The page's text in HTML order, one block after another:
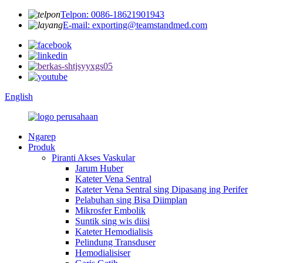
Telpon: 0086-18621901943
E-mail: exporting@teamstandmed.com
English
Ngarep
Produk
Piranti Akses Vaskular
Jarum Huber
Kateter Vena Sentral
Kateter Vena Sentral sing Dipasang ing Perifer
Pelabuhan sing Bisa Diimplan
Mikrosfer Embolik
Suntik sing wis diisi
Kateter Hemodialisis
Pelindung Transduser
Hemodialisiser